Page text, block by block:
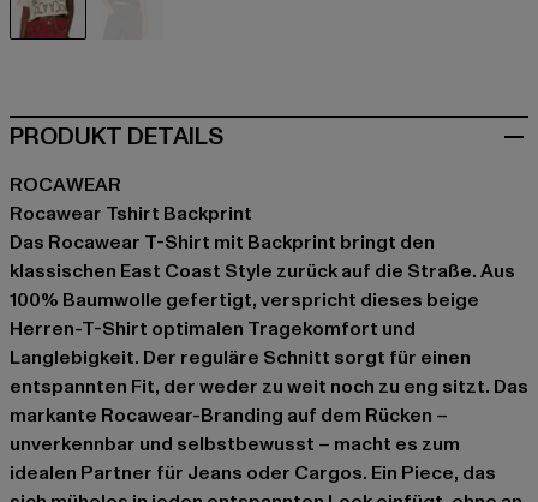
PRODUKT DETAILS
ROCAWEAR
Rocawear Tshirt Backprint
Das Rocawear T-Shirt mit Backprint bringt den
klassischen East Coast Style zurück auf die Straße. Aus
100% Baumwolle gefertigt, verspricht dieses beige
Herren-T-Shirt optimalen Tragekomfort und
Langlebigkeit. Der reguläre Schnitt sorgt für einen
entspannten Fit, der weder zu weit noch zu eng sitzt. Das
markante Rocawear-Branding auf dem Rücken –
unverkennbar und selbstbewusst – macht es zum
idealen Partner für Jeans oder Cargos. Ein Piece, das